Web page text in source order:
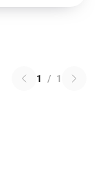
1 / 1